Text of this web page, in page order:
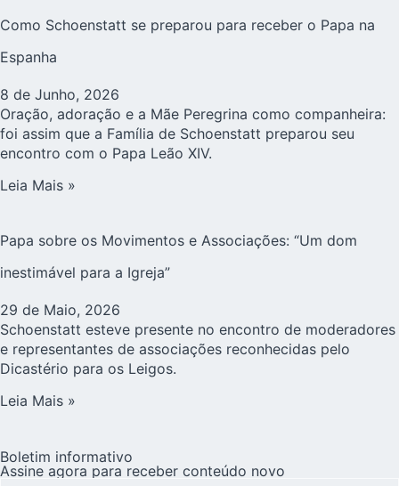
Como Schoenstatt se preparou para receber o Papa na
Espanha
8 de Junho, 2026
Oração, adoração e a Mãe Peregrina como companheira:
foi assim que a Família de Schoenstatt preparou seu
encontro com o Papa Leão XIV.
Leia Mais »
Papa sobre os Movimentos e Associações: “Um dom
inestimável para a Igreja”
29 de Maio, 2026
Schoenstatt esteve presente no encontro de moderadores
e representantes de associações reconhecidas pelo
Dicastério para os Leigos.
Leia Mais »
Boletim informativo
Assine agora para receber conteúdo novo